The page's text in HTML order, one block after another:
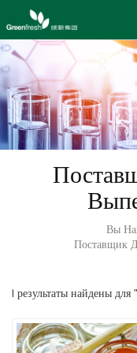
Вы
Поставщик
1 результаты найдены